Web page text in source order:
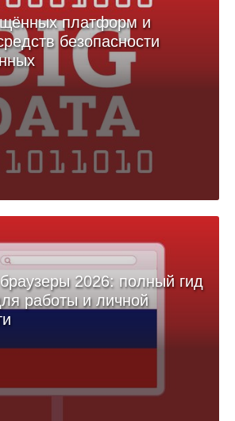
платформ и
безопасности
2026: полный гид
работы и личной